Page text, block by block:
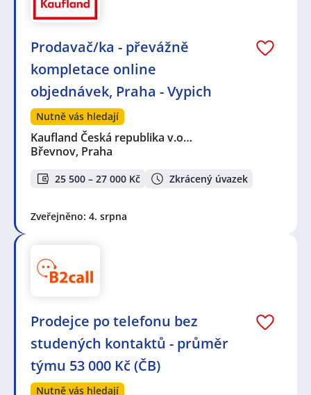
Prodavač/ka - převážně
kompletace online
objednávek, Praha - Vypich
Nutně vás hledají
Kaufland Česká republika v.o…
Břevnov, Praha
25 500 – 27 000 Kč Zkrácený úvazek
Zveřejněno: 4. srpna
Prodejce po telefonu bez
studených kontaktů - průměr
týmu 53 000 Kč (ČB)
Nutně vás hledají